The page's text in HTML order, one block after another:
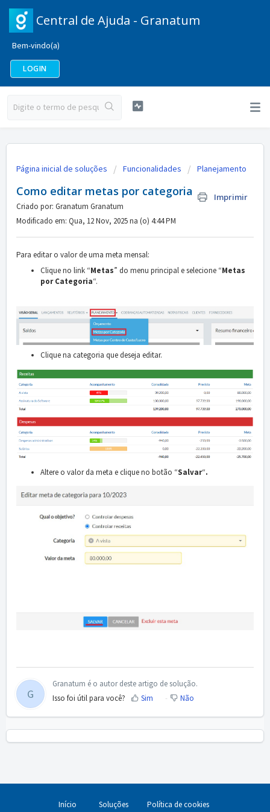
Central de Ajuda - Granatum
Bem-vindo(a)
LOGIN
Página inicial de soluções Funcionalidades Planejamento
Como editar metas por categoria Imprimir
Criado por: Granatum Granatum
Modificado em: Qua, 12 Nov, 2025 na (o) 4:44 PM
Para editar o valor de uma meta mensal:
Clique no link “Metas” do menu principal e selecione “Metas
por Categoria“.
Clique na categoria que deseja editar.
Altere o valor da meta e clique no botão “Salvar“.
G
Granatum é o autor deste artigo de solução.
Isso foi útil para você?
Sim Não
Início Soluções Política de cookies